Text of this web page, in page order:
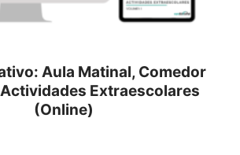
Aula Matinal, Comedor
Extraescolares
(Online)